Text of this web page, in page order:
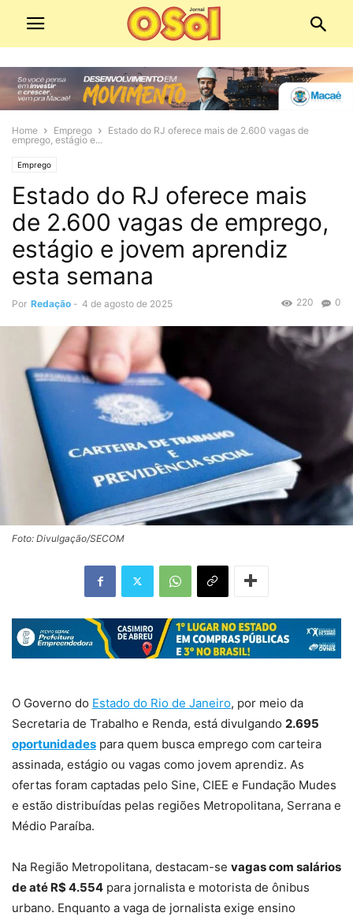
Home Emprego
Estado do RJ oferece mais de 2.600 vagas de
emprego, estágio e...
Emprego
Estado do RJ oferece mais
de 2.600 vagas de emprego,
estágio e jovem aprendiz
esta semana
Por Redação - 4 de agosto de 2025 0
220
Foto: Divulgação/SECOM
O Governo do Estado do Rio de Janeiro, por meio da
Secretaria de Trabalho e Renda, está divulgando 2.695
oportunidades para quem busca emprego com carteira
assinada, estágio ou vagas como jovem aprendiz. As
ofertas foram captadas pelo Sine, CIEE e Fundação Mudes
e estão distribuídas pelas regiões Metropolitana, Serrana e
Médio Paraíba.
Na Região Metropolitana, destacam-se vagas com salários
de até R$ 4.554 para jornalista e motorista de ônibus
urbano. Enquanto a vaga de jornalista exige ensino